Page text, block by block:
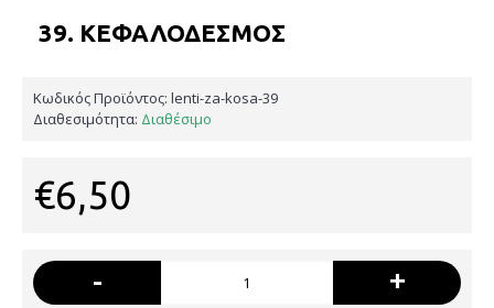
39. ΚΕΦΑΛΌΔΕΣΜΟΣ
Κωδικός Προϊόντος: lenti-za-kosa-39
Διαθεσιμότητα: Διαθέσιμο
€6,50
- +